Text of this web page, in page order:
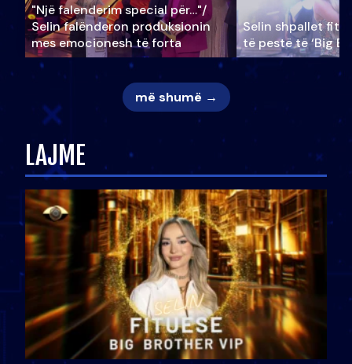
"Një falenderim special për…"/
Selin falënderon produksionin
mes emocionesh të forta
Selin shpallet
të pestë të ‘Big
më shumë →
LAJME